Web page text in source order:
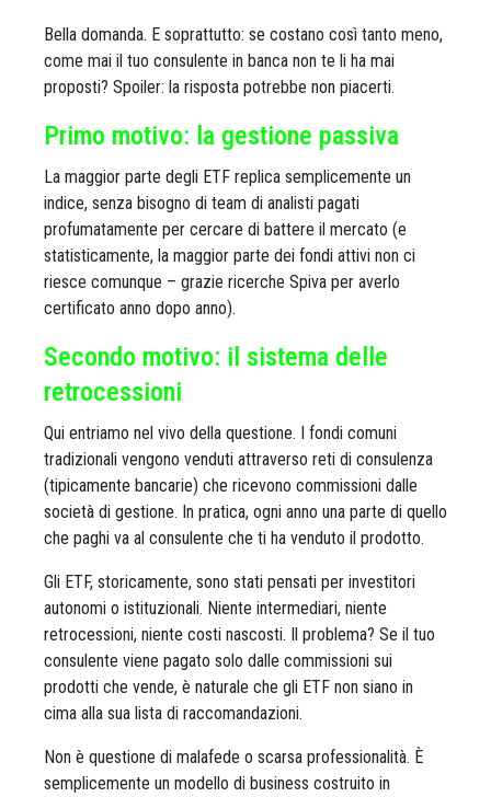
Bella domanda. E soprattutto: se costano così tanto meno,
come mai il tuo consulente in banca non te li ha mai
proposti? Spoiler: la risposta potrebbe non piacerti.
Primo motivo: la gestione passiva
La maggior parte degli ETF replica semplicemente un
indice, senza bisogno di team di analisti pagati
profumatamente per cercare di battere il mercato (e
statisticamente, la maggior parte dei fondi attivi non ci
riesce comunque – grazie ricerche Spiva per averlo
certificato anno dopo anno).
Secondo motivo: il sistema delle
retrocessioni
Qui entriamo nel vivo della questione. I fondi comuni
tradizionali vengono venduti attraverso reti di consulenza
(tipicamente bancarie) che ricevono commissioni dalle
società di gestione. In pratica, ogni anno una parte di quello
che paghi va al consulente che ti ha venduto il prodotto.
Gli ETF, storicamente, sono stati pensati per investitori
autonomi o istituzionali. Niente intermediari, niente
retrocessioni, niente costi nascosti. Il problema? Se il tuo
consulente viene pagato solo dalle commissioni sui
prodotti che vende, è naturale che gli ETF non siano in
cima alla sua lista di raccomandazioni.
Non è questione di malafede o scarsa professionalità. È
semplicemente un modello di business costruito in